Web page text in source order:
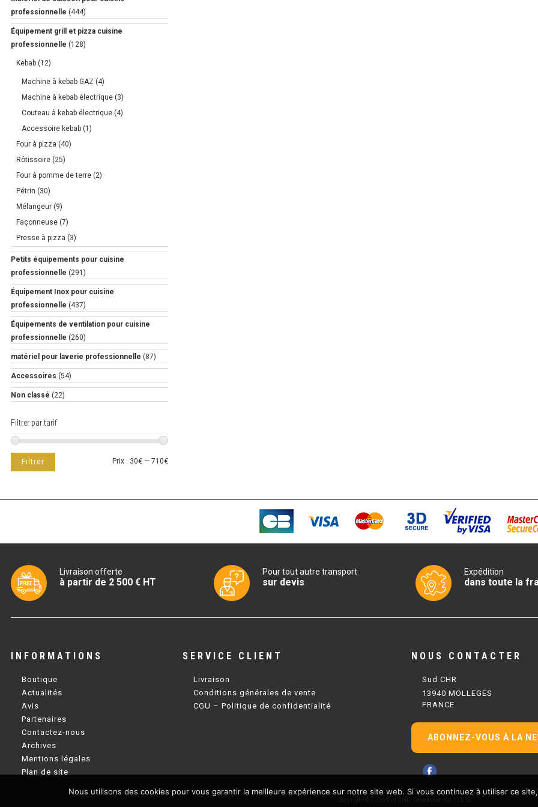
professionnelle (444)
Équipement grill et pizza cuisine
professionnelle (128)
Kebab (12)
Machine à kebab GAZ (4)
Machine à kebab électrique (3)
Couteau à kebab électrique (4)
Accessoire kebab (1)
Four à pizza (40)
Rôtissoire (25)
Four à pomme de terre (2)
Pétrin (30)
Mélangeur (9)
Façonneuse (7)
Presse à pizza (3)
Petits équipements pour cuisine
professionnelle (291)
Équipement Inox pour cuisine
professionnelle (437)
Équipements de ventilation pour cuisine
professionnelle (260)
matériel pour laverie professionnelle (87)
Accessoires (54)
Non classé (22)
Filtrer par tarif
Prix
Prix
Filtrer Prix : 30€— 710€
Livraison offerte
à partir de 2 500 € HT
Pour tout autre transport
sur devis
Expédition
dans toute la
INFORMATIONS
Boutique
Actualités
Avis
Partenaires
Contactez-nous
Archives
Mentions légales
Plan de site
SERVICE CLIENT
Livraison
Conditions générales de vente
CGU – Politique de confidentialité
NOUS CONTACTER
Sud CHR
13940 MOLLEGES
FRANCE
ABONNEZ-VOUS À LA
Nous utilisons des cookies pour vous garantir la meilleure expérience sur notre site web. Si vous continuez à utiliser ce